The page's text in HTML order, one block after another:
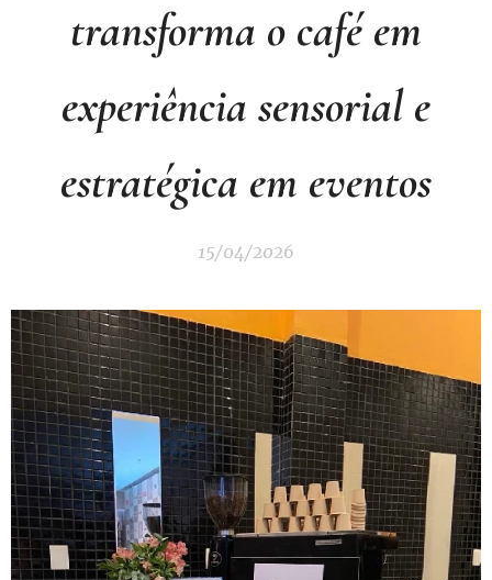
transforma o café em
experiência sensorial e
estratégica em eventos
15/04/2026